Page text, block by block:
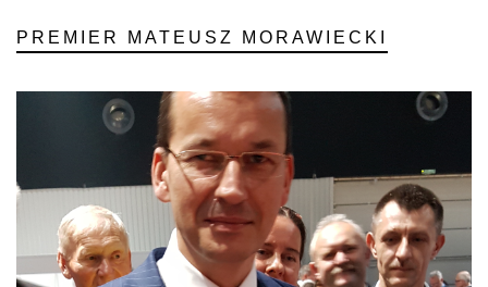
PREMIER MATEUSZ MORAWIECKI